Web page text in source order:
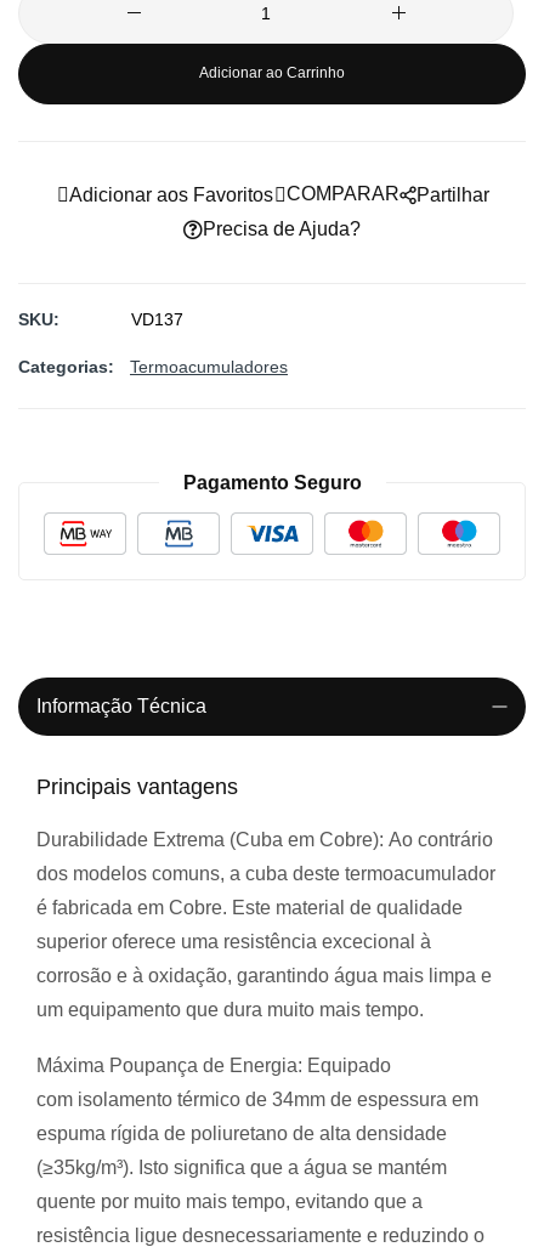
Adicionar ao Carrinho
Adicionar aos Favoritos
COMPARAR
Precisa de Ajuda?
Partilhar
SKU VD137
Categorias: Termoacumuladores
Pagamento Seguro
Informação Técnica
Principais vantagens
Durabilidade Extrema (Cuba em Cobre): Ao contrário
dos modelos comuns, a cuba deste termoacumulador
é fabricada em Cobre. Este material de qualidade
superior oferece uma resistência excecional à
corrosão e à oxidação, garantindo água mais limpa e
um equipamento que dura muito mais tempo.
Máxima Poupança de Energia: Equipado
com isolamento térmico de 34mm de espessura em
espuma rígida de poliuretano de alta densidade
(≥35kg/m³). Isto significa que a água se mantém
quente por muito mais tempo, evitando que a
resistência ligue desnecessariamente e reduzindo o